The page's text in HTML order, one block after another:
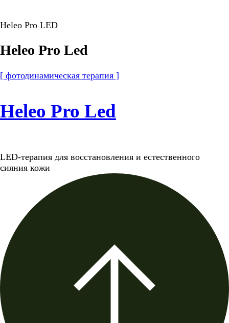
Heleo Pro LED
Heleo Pro Led
[ фотодинамическая терапия ]
Heleo Pro Led
LED-терапия для восстановления и естественного
сияния кожи